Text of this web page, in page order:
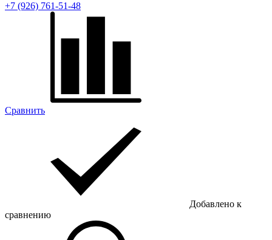
+7 (926) 761-51-48
Сравнить
Добавлено к
сравнению